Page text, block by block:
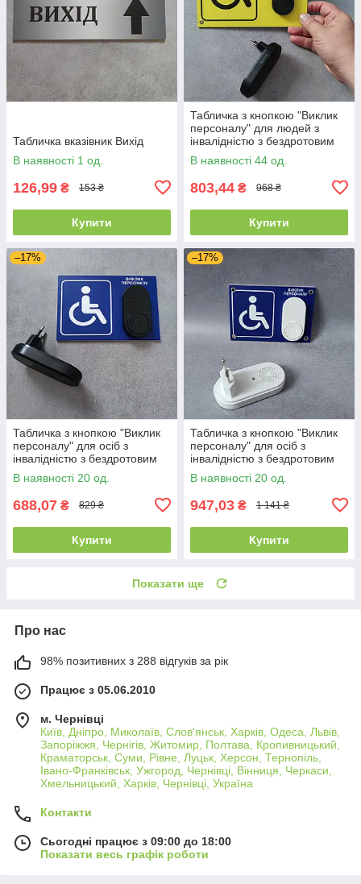
Табличка вказівник Вихід
В наявності 1 од.
126,99 ₴ 153 ₴
Купити
Табличка з кнопкою "Виклик
персоналу" для людей з
інвалідністю з бездротовим
дзвінком 220в
В наявності 44 од.
803,44 ₴ 968 ₴
Купити
–17%
Табличка з кнопкою "Виклик
персоналу" для осіб з
інвалідністю з бездротовим
дзвінком Синя
В наявності 20 од.
688,07 ₴ 829 ₴
Купити
–17%
Табличка з кнопкою "Виклик
персоналу" для осіб з
інвалідністю з бездротовим
дзвінком Синя з білою
кнопкою
В наявності 20 од.
947,03 ₴ 1 141 ₴
Купити
Показати ще
Про нас
98% позитивних з 288 відгуків за рік
Працює з 05.06.2010
м. Чернівці
Київ, Дніпро, Миколаїв, Слов'янськ, Харків, Одеса, Львів,
Запоріжжя, Чернігів, Житомир, Полтава, Кропивницький,
Краматорськ, Суми, Рівне, Луцьк, Херсон, Тернопіль,
Івано-Франківськ, Ужгород, Чернівці, Вінниця, Черкаси,
Хмельницький, Харків, Чернівці, Україна
Контакти
Сьогодні працює з 09:00 до 18:00
Показати весь графік роботи